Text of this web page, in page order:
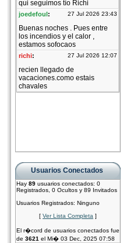
Usuarios Conectados
Hay 89 usuarios conectados: 0
Registrados, 0 Ocultos y 89 Invitados
Usuarios Registrados: Ninguno
[ Ver Lista Completa ]
El r�cord de usuarios conectados fue
de 3621 el Mi� 03 Dec, 2025 07:58